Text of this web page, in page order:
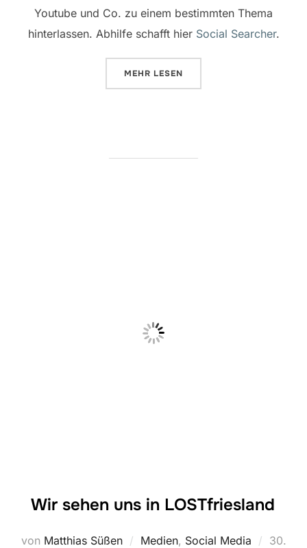
Youtube und Co. zu einem bestimmten Thema
hinterlassen. Abhilfe schafft hier Social Searcher.
MEHR ÜBER „SOCIAL SEARCHER – DIE
LESEN
Wir sehen uns in LOSTfriesland
von Matthias Süßen Medien, Social Media
30.